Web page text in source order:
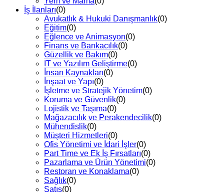
İş İlanları(0)
Avukatlık & Hukuki Danışmanlık(0)
Eğitim(0)
Eğlence ve Animasyon(0)
Finans ve Bankacılık(0)
Güzellik ve Bakım(0)
IT ve Yazılım Geliştirme(0)
İnsan Kaynakları(0)
İnşaat ve Yapı(0)
İşletme ve Stratejik Yönetim(0)
Koruma ve Güvenlik(0)
Lojistik ve Taşıma(0)
Mağazacılık ve Perakendecilik(0)
Mühendislik(0)
Müşteri Hizmetleri(0)
Ofis Yönetimi ve İdari İşler(0)
Part Time ve Ek İş Fırsatları(0)
Pazarlama ve Ürün Yönetimi(0)
Restoran ve Konaklama(0)
Sağlık(0)
Satış(0)